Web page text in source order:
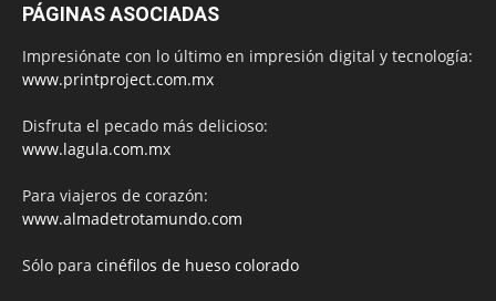
PÁGINAS ASOCIADAS
Impresiónate con lo último en impresión digital y tecnología:
www.printproject.com.mx
Disfruta el pecado más delicioso:
www.lagula.com.mx
Para viajeros de corazón:
www.almadetrotamundo.com
Sólo para cinéfilos de hueso colorado